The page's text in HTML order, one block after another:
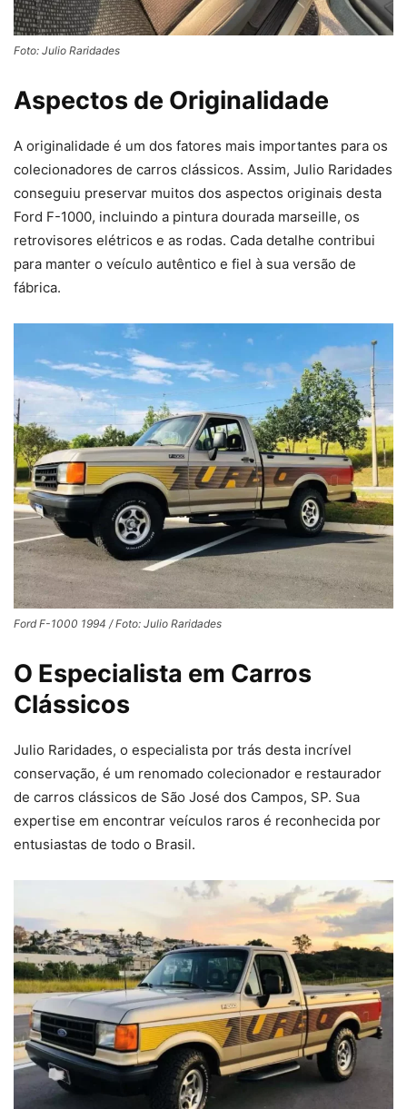
Foto: Julio Raridades
Aspectos de Originalidade
A originalidade é um dos fatores mais importantes para os
colecionadores de carros clássicos. Assim, Julio Raridades
conseguiu preservar muitos dos aspectos originais desta
Ford F-1000, incluindo a pintura dourada marseille, os
retrovisores elétricos e as rodas. Cada detalhe contribui
para manter o veículo autêntico e fiel à sua versão de
fábrica.
Ford F-1000 1994 / Foto: Julio Raridades
O Especialista em Carros
Clássicos
Julio Raridades, o especialista por trás desta incrível
conservação, é um renomado colecionador e restaurador
de carros clássicos de São José dos Campos, SP. Sua
expertise em encontrar veículos raros é reconhecida por
entusiastas de todo o Brasil.